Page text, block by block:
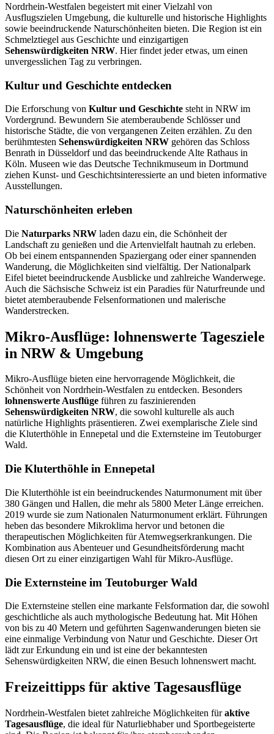
Nordrhein-Westfalen begeistert mit einer Vielzahl von
Ausflugszielen Umgebung, die kulturelle und historische Highlights
sowie beeindruckende Naturschönheiten bieten. Die Region ist ein
Schmelztiegel aus Geschichte und einzigartigen
Sehenswürdigkeiten NRW. Hier findet jeder etwas, um einen
unvergesslichen Tag zu verbringen.
Kultur und Geschichte entdecken
Die Erforschung von Kultur und Geschichte steht in NRW im
Vordergrund. Bewundern Sie atemberaubende Schlösser und
historische Städte, die von vergangenen Zeiten erzählen. Zu den
berühmtesten Sehenswürdigkeiten NRW gehören das Schloss
Benrath in Düsseldorf und das beeindruckende Alte Rathaus in
Köln. Museen wie das Deutsche Technikmuseum in Dortmund
ziehen Kunst- und Geschichtsinteressierte an und bieten informative
Ausstellungen.
Naturschönheiten erleben
Die Naturparks NRW laden dazu ein, die Schönheit der
Landschaft zu genießen und die Artenvielfalt hautnah zu erleben.
Ob bei einem entspannenden Spaziergang oder einer spannenden
Wanderung, die Möglichkeiten sind vielfältig. Der Nationalpark
Eifel bietet beeindruckende Ausblicke und zahlreiche Wanderwege.
Auch die Sächsische Schweiz ist ein Paradies für Naturfreunde und
bietet atemberaubende Felsenformationen und malerische
Wanderstrecken.
Mikro-Ausflüge: lohnenswerte Tagesziele
in NRW & Umgebung
Mikro-Ausflüge bieten eine hervorragende Möglichkeit, die
Schönheit von Nordrhein-Westfalen zu entdecken. Besonders
lohnenswerte Ausflüge führen zu faszinierenden
Sehenswürdigkeiten NRW, die sowohl kulturelle als auch
natürliche Highlights präsentieren. Zwei exemplarische Ziele sind
die Kluterthöhle in Ennepetal und die Externsteine im Teutoburger
Wald.
Die Kluterthöhle in Ennepetal
Die Kluterthöhle ist ein beeindruckendes Naturmonument mit über
380 Gängen und Hallen, die mehr als 5800 Meter Länge erreichen.
2019 wurde sie zum Nationalen Naturmonument erklärt. Führungen
heben das besondere Mikroklima hervor und betonen die
therapeutischen Möglichkeiten für Atemwegserkrankungen. Die
Kombination aus Abenteuer und Gesundheitsförderung macht
diesen Ort zu einer einzigartigen Wahl für Mikro-Ausflüge.
Die Externsteine im Teutoburger Wald
Die Externsteine stellen eine markante Felsformation dar, die sowohl
geschichtliche als auch mythologische Bedeutung hat. Mit Höhen
von bis zu 40 Metern und geführten Sagenwanderungen bieten sie
eine einmalige Verbindung von Natur und Geschichte. Dieser Ort
lädt zur Erkundung ein und ist eine der bekanntesten
Sehenswürdigkeiten NRW, die einen Besuch lohnenswert macht.
Freizeittipps für aktive Tagesausflüge
Nordrhein-Westfalen bietet zahlreiche Möglichkeiten füraktive
Tagesausflüge, die ideal für Naturliebhaber und Sportbegeisterte